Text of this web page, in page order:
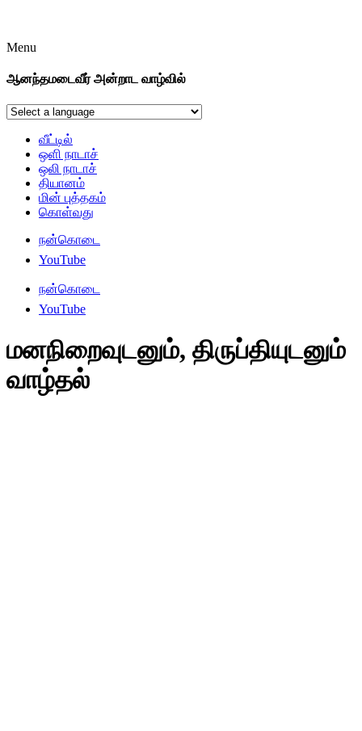
Menu
ஆனந்தமடைவீர் அன்றாட வாழ்வில்
வீட்டில்
ஒளி நாடாச்
ஒலி நாடாச்
தியானம்
மின் புத்தகம்
கொள்வது
நன்கொடை
YouTube
நன்கொடை
YouTube
மனநிறைவுடனும், திருப்தியுடனும்
வாழ்தல்